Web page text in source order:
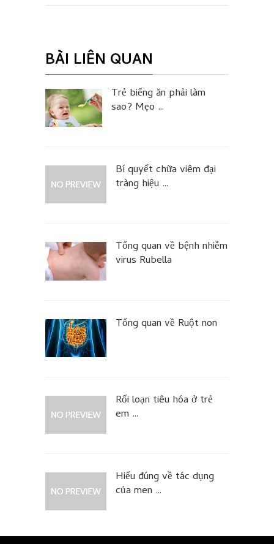
BÀI LIÊN QUAN
Trẻ biếng ăn phải làm
sao? Mẹo …
Bí quyết chữa viêm đại
tràng hiệu …
Tổng quan về bệnh nhiễm
virus Rubella
Tổng quan về Ruột non
Rối loạn tiêu hóa ở trẻ
em …
Hiểu đúng về tác dụng
của men …